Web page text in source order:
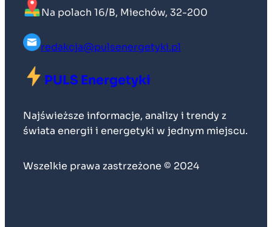
Na polach 16/B, Miechów, 32-200
redakcja@pulsenergetyki.pl
PULS Energetyki
Najświeższe informacje, analizy i trendy z
świata energii i energetyki w jednym miejscu.
Wszelkie prawa zastrzeżone © 2024